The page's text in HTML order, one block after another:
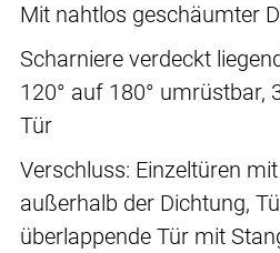
Mit nahtlos geschäumter
Scharniere verdeckt
120° auf 180° umrüstbar,
Tür
Verschluss: Einzeltüren
außerhalb der Dichtung,
überlappende Tür mit